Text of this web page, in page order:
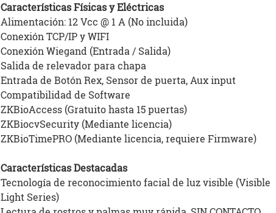
Características Físicas y Eléctricas
Alimentación: 12 Vcc @ 1 A (No incluida)
Conexión TCP/IP y WIFI
Conexión Wiegand (Entrada / Salida)
Salida de relevador para chapa
Entrada de Botón Rex, Sensor de puerta, Aux input
Compatibilidad de Software
ZKBioAccess (Gratuito hasta 15 puertas)
ZKBiocvSecurity (Mediante licencia)
ZKBioTimePRO (Mediante licencia, requiere Firmware)
Características Destacadas
Tecnología de reconocimiento facial de luz visible (Visible
Light Series)